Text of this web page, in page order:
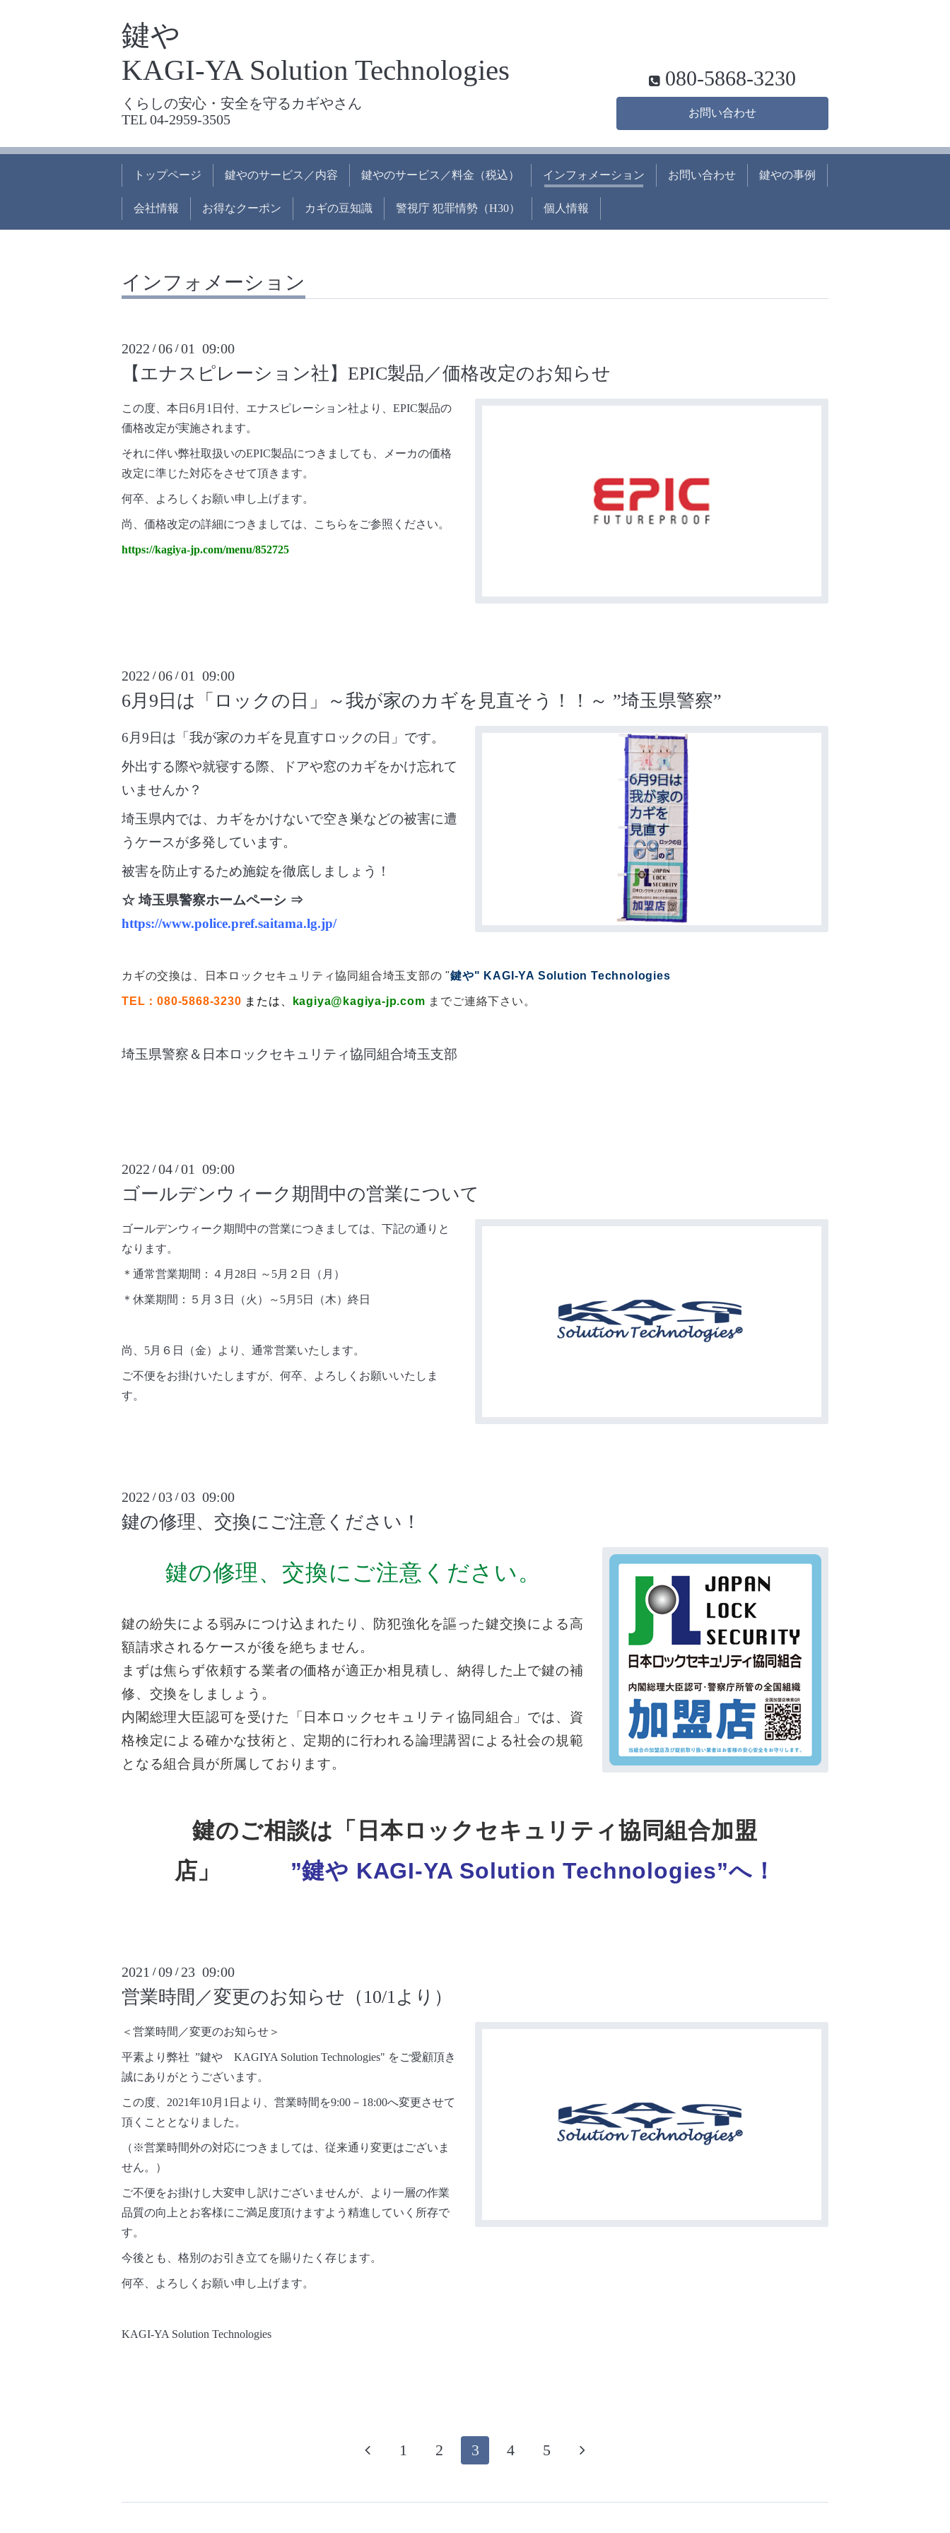
鍵や
KAGI-YA Solution Technologies
くらしの安心・安全を守るカギやさん
TEL 04-2959-3505
080-5868-3230
お問い合わせ
トップページ 鍵やのサービス／内容 鍵やのサービス／料金（税込） インフォメーション お問い合わせ 鍵やの事例
会社情報 お得なクーポン カギの豆知識 警視庁 犯罪情勢（H30） 個人情報
インフォメーション
2022 /06 /01 09:00
【エナスピレーション社】EPIC製品／価格改定のお知らせ
この度、本日6月1日付、エナスピレーション社より、EPIC製品の
価格改定が実施されます。
それに伴い弊社取扱いのEPIC製品につきましても、メーカの価格
改定に準じた対応をさせて頂きます。
何卒、よろしくお願い申し上げます。
尚、価格改定の詳細につきましては、こちらをご参照ください。
https://kagiya-jp.com/menu/852725
2022 /06 /01 09:00
6月9日は「ロックの日」～我が家のカギを見直そう！！～ ”埼玉県警察”
6月9日は「我が家のカギを見直すロックの日」です。
外出する際や就寝する際、ドアや窓のカギをかけ忘れて
いませんか？
埼玉県内では、カギをかけないで空き巣などの被害に遭
うケースが多発しています。
被害を防止するため施錠を徹底しましょう！
☆ 埼玉県警察ホームペーシ ⇒
https://www.police.pref.saitama.lg.jp/
カギの交換は、日本ロックセキュリティ協同組合埼玉支部の "鍵や" KAGI-YA Solution Technologies
TEL：080-5868-3230 または、 kagiya@kagiya-jp.com までご連絡下さい。
埼玉県警察＆ 日本ロックセキュリティ協同組合埼玉支部
2022 /04 /01 09:00
ゴールデンウィーク期間中の営業について
ゴールデンウィーク期間中の営業につきましては、下記の通りと
なります。
＊通常営業期間：４月28日 ～5月２日（月）
＊休業期間：５月３日（火）～5月5日（木）終日
尚、5月６日（金）より、通常営業いたします。
ご不便をお掛けいたしますが、何卒、よろしくお願いいたしま
す。
2022 /03 /03 09:00
鍵の修理、交換にご注意ください！
鍵の修理、交換にご注意ください。
鍵の紛失による弱みにつけ込まれたり、防犯強化を謳った鍵交換による高
額請求されるケースが後を絶ちません。
まずは焦らず依頼する業者の価格が適正か相見積し、納得した上で鍵の補
修、交換をしましょう。
内閣総理大臣認可を受けた「日本ロックセキュリティ協同組合」では、資
格検定による確かな技術と、定期的に行われる論理講習による社会の規範
となる組合員が所属しております。
鍵のご相談は「日本ロックセキュリティ協同組合加盟
店」 ”鍵や KAGI-YA Solution Technologies”へ！
2021 /09 / 23 09:00
営業時間／変更のお知らせ（10/1より）
＜営業時間／変更のお知らせ＞
平素より弊社 ”鍵や KAGIYA Solution Technologies" をご愛顧頂き
誠にありがとうございます。
この度、2021年10月1日より、営業時間を9:00－18:00へ変更させて
頂くこととなりました。
（※営業時間外の対応につきましては、従来通り変更はございま
せん。）
ご不便をお掛けし大変申し訳けございませんが、より一層の作業
品質の向上とお客様にご満足度頂けますよう精進していく所存で
す。
今後とも、格別のお引き立てを賜りたく存じます。
何卒、よろしくお願い申し上げます。
KAGI-YA Solution Technologies
1 2 3 4 5